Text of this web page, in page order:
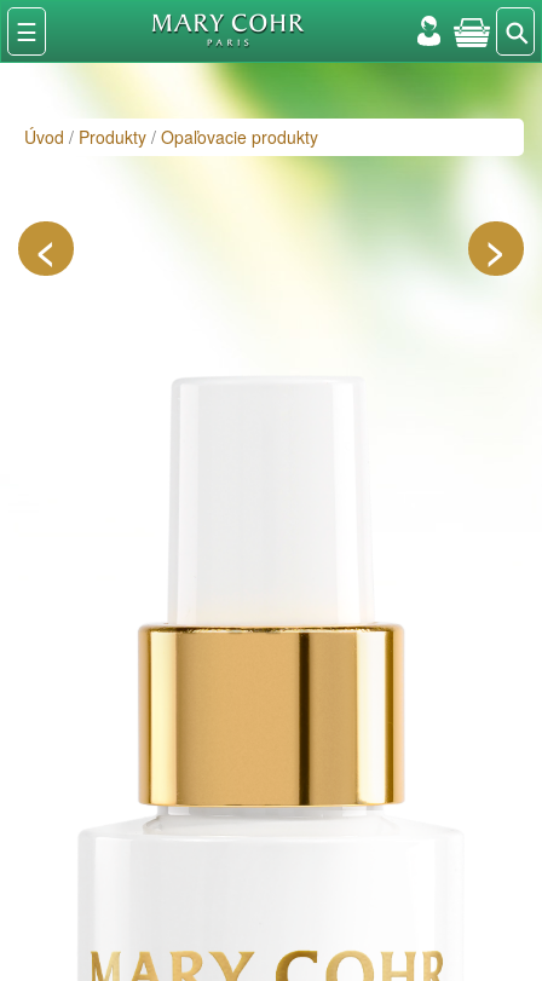
☰ ⚲
Úvod / Produkty / Opaľovacie produkty
< >